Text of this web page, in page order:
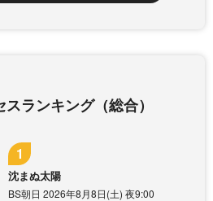
ランキング（総合）
沈まぬ太陽
BS朝日 2026年8月8日(土) 夜9:00